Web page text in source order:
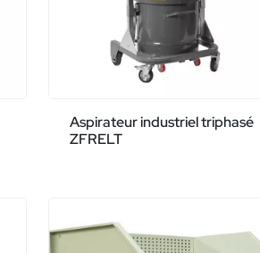
Aspirateur industriel triphasé
ZFRELT